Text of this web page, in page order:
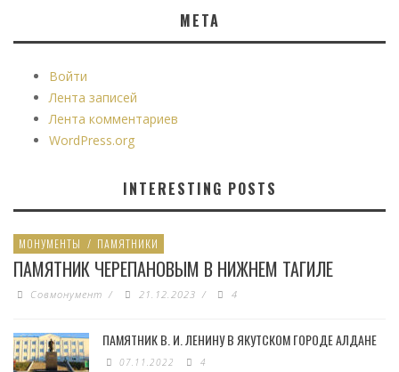
МЕТА
Войти
Лента записей
Лента комментариев
WordPress.org
INTERESTING POSTS
МОНУМЕНТЫ / ПАМЯТНИКИ
ПАМЯТНИК ЧЕРЕПАНОВЫМ В НИЖНЕМ ТАГИЛЕ
Совмонумент / 21.12.2023 / 4
ПАМЯТНИК В. И. ЛЕНИНУ В ЯКУТСКОМ ГОРОДЕ АЛДАНЕ
07.11.2022 4